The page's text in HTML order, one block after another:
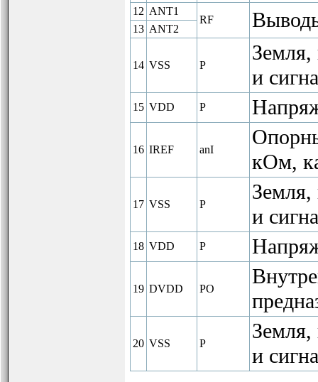
12 ANT1
RF
13 ANT2
14 VSS P
Земля,
и
15 VDD P
16 IREF anI
кОм,
17 VSS P
Земля,
и
18 VDD P
19 DVDD PO
20 VSS P
Земля,
и